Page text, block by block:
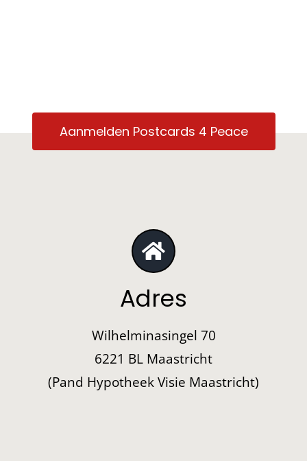
Aanmelden Postcards 4 Peace
Adres
Wilhelminasingel 70
6221 BL Maastricht
(Pand Hypotheek Visie Maastricht)